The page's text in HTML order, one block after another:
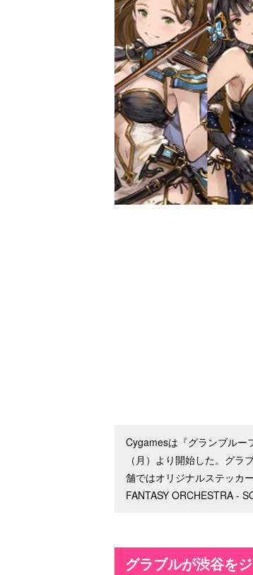
Cygamesは『グランブルー
（月）より開始した。グ
舗ではオリジナルステッカ
FANTASY ORCHESTRA -
グラブルが渋谷を